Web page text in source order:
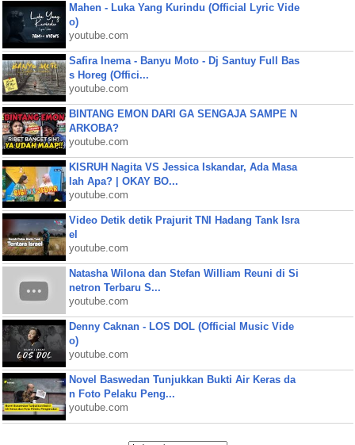
Mahen - Luka Yang Kurindu (Official Lyric Vide
o)
youtube.com
Safira Inema - Banyu Moto - Dj Santuy Full Bas
s Horeg (Offici...
youtube.com
BINTANG EMON DARI GA SENGAJA SAMPE N
ARKOBA?
youtube.com
KISRUH Nagita VS Jessica Iskandar, Ada Masa
lah Apa? | OKAY BO...
youtube.com
Video Detik detik Prajurit TNI Hadang Tank Isra
el
youtube.com
Natasha Wilona dan Stefan William Reuni di Si
netron Terbaru S...
youtube.com
Denny Caknan - LOS DOL (Official Music Vide
o)
youtube.com
Novel Baswedan Tunjukkan Bukti Air Keras da
n Foto Pelaku Peng...
youtube.com